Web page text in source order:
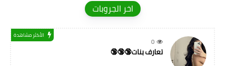
اخر الجروبات
0
الأكثر مشاهدة
تعارف بنات🔞🔞🔞